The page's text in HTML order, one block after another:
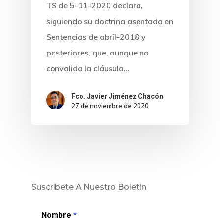
TS de 5-11-2020 declara,
siguiendo su doctrina asentada en
Sentencias de abril-2018 y
posteriores, que, aunque no
convalida la cláusula…
Fco. Javier Jiménez Chacón
27 de noviembre de 2020
Suscríbete A Nuestro Boletín
Nombre *
Revista